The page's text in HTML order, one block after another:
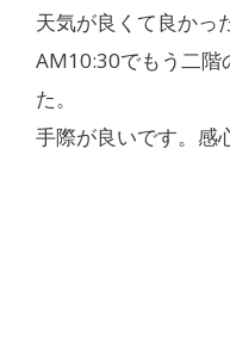
天気が良くて良かっ
AM10:30でもう二階
た。
手際が良いです。感